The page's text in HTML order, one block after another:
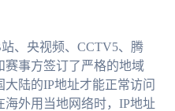
、央视频、CCTV5、腾
赛事方签订了严格的地域
陆的IP地址才能正常访问
外用当地网络时，IP地址